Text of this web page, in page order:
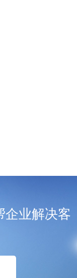
企业解决客